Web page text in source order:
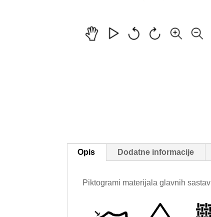
Opis Dodatne informacije
Piktogrami materijala glavnih